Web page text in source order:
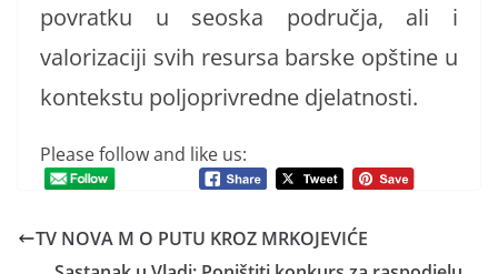
povratku u seoska područja, ali i
valorizaciji svih resursa barske opštine u
kontekstu poljoprivredne djelatnosti.
Please follow and like us:
TV NOVA M O PUTU KROZ MRKOJEVIĆE